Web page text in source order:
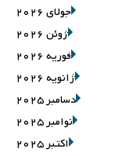
جولای 2026
ژوئن 2026
فوریه 2026
ژانویه 2026
دسامبر 2025
نوامبر 2025
اکتبر 2025